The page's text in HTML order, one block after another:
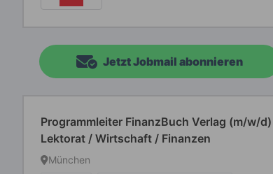
Jetzt Jobmail abonnieren
Programmleiter FinanzBuch Verlag (m/w/d)
Lektorat / Wirtschaft / Finanzen
München